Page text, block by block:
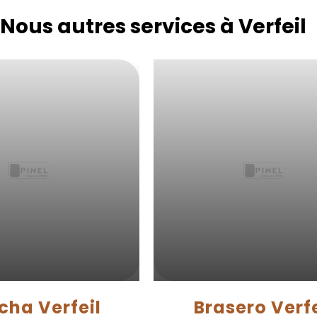
Nous autres services à Verfeil
Verfeil Brasero